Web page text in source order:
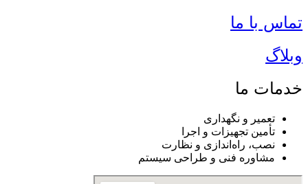
تماس با ما
وبلاگ
خدمات ما
تعمیر و نگهداری
تأمین تجهیزات و اجرا
نصب، راه‌اندازی و نظارت
مشاوره فنی و طراحی سیستم